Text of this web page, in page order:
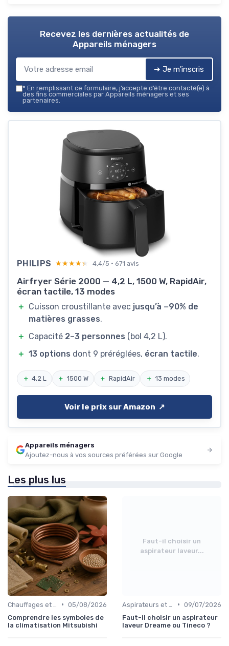
Recevez les dernières actualités de
Appareils ménagers
➔ Je m'inscris
* En remplissant ce formulaire, j’accepte d’être contacté(e) à
des fins commerciales par Appareils ménagers et ses
partenaires.
PHILIPS ★★★★★
★★★★★ 4,4/5 · 671 avis
Airfryer Série 2000 — 4,2 L, 1500 W, RapidAir,
écran tactile, 13 modes
＋ Cuisson croustillante avec jusqu’à −90% de
matières grasses.
＋ Capacité 2–3 personnes (bol 4,2 L).
＋ 13 options dont 9 préréglées, écran tactile.
＋ 4,2 L ＋ 1500 W ＋ RapidAir ＋ 13 modes
Voir le prix sur Amazon ↗️
Appareils ménagers
Ajoutez-nous à vos sources préférées sur Google
Les plus lus
• 05/08/2026
Comprendre les symboles de
la climatisation Mitsubishi
Faut-il choisir un
aspirateur laveur...
• 09/07/2026
Faut-il choisir un aspirateur
laveur Dreame ou Tineco ?